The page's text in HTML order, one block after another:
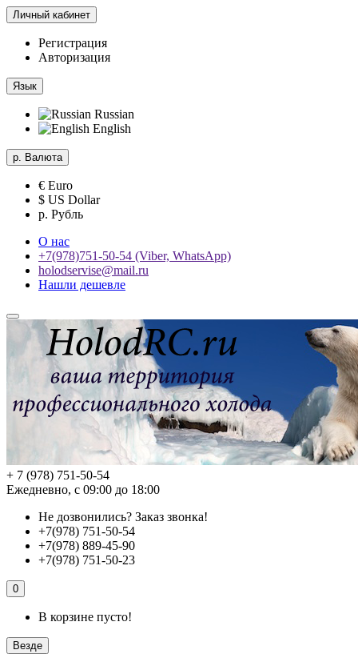
Личный кабинет
Регистрация
Авторизация
Язык
Russian
English
р. Валюта
€ Euro
$ US Dollar
р. Рубль
О нас
+7(978)751-50-54 (Viber, WhatsApp)
holodservise@mail.ru
Нашли дешевле
+ 7 (978) 751-50-54
Ежедневно, с 09:00 до 18:00
Не дозвонились? Заказ звонка!
+7(978) 751-50-54
+7(978) 889-45-90
+7(978) 751-50-23
0
В корзине пусто!
Везде